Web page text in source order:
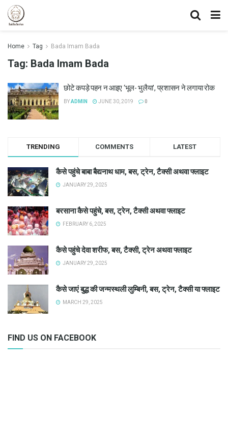
Home Tag Bada Imam Bada
Tag: Bada Imam Bada
छोटे कपड़े पहन न आइए ‘भूल- भुलैया’, प्रशासन ने लगाया रोक
BYADMIN JUNE 30, 2019 0
TRENDING COMMENTS LATEST
कैसे पहुंचे बाबा बैद्यनाथ धाम, बस, ट्रेन, टैक्सी अथवा फ्लाइट
JANUARY 29, 2025
बरसाना कैसे पहुंचे, बस, ट्रेन, टैक्सी अथवा फ्लाइट
FEBRUARY 6, 2025
कैसे पहुंचे देवा शरीफ, बस, टैक्सी, ट्रेन अथवा फ्लाइट
JANUARY 29, 2025
कैसे जाएं बुद्ध की जन्मस्थली लुम्बिनी, बस, ट्रेन, टैक्सी या फ्लाइट
MARCH 29, 2025
FIND US ON FACEBOOK